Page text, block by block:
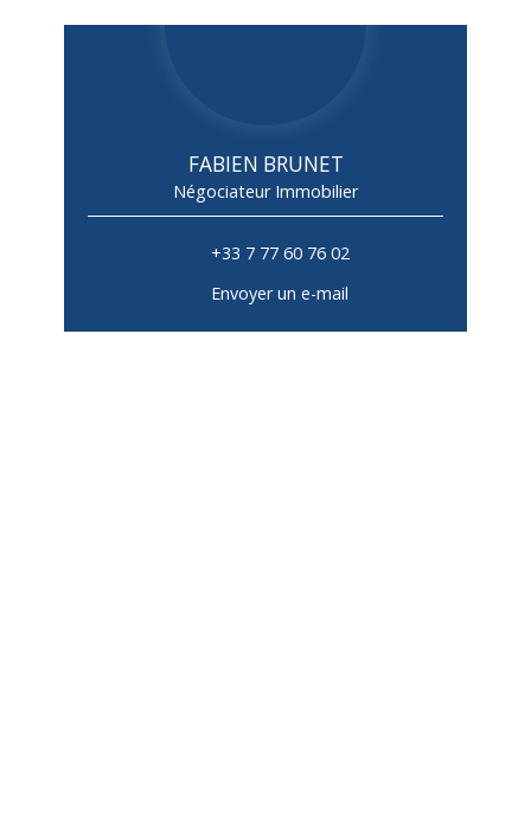
FABIEN BRUNET
Négociateur Immobilier
+33 7 77 60 76 02
Envoyer un e-mail